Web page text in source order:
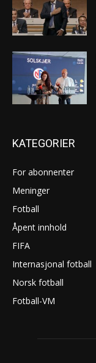
KATEGORIER
For abonnenter
Meninger
Fotball
Åpent innhold
FIFA
Internasjonal fotball
Norsk fotball
Fotball-VM